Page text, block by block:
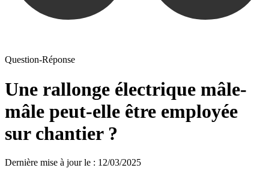
Question-Réponse
Une rallonge électrique mâle-
mâle peut-elle être employée
sur chantier ?
Dernière mise à jour le : 12/03/2025